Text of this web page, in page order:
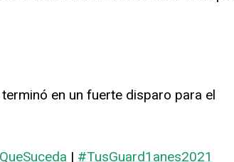
en un fuerte disparo para el
| #TusGuard1anes2021